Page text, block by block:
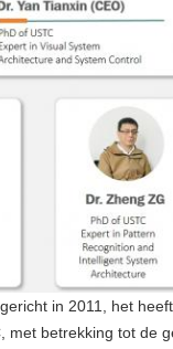
in 2011, het
met betrekking tot de